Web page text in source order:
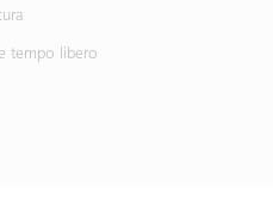
tempo libero